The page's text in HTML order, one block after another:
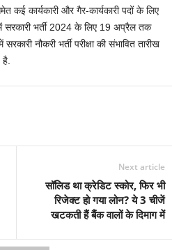
कार्यकारी और गैर-कार्यकारी पदों के लिए
में सरकारी भर्ती 2024 के लिए 19 अप्रैल तक
नौकरी भर्ती परीक्षा की संभावित तारीख
Next article
सॉलिड था क्रेडिट स्कोर, फिर भी
रिजेक्ट हो गया लोन? ये 3 चीजें
खटकती हैं बैंक वालों के दिमाग में